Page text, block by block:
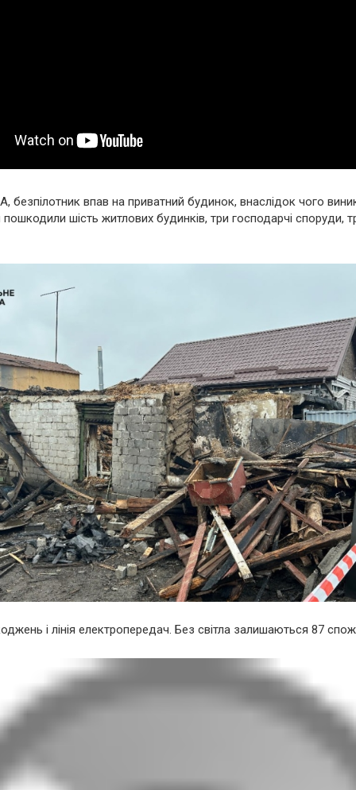
безпілотник впав на приватний будинок, внаслідок чого
шість житлових будинків, три господарчі споруди,
і лінія електропередач. Без світла залишаються 87